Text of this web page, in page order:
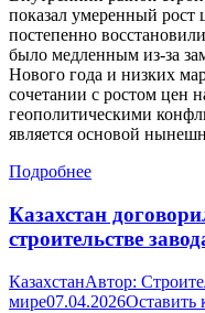
показал умеренный рост
постепенно
было медленным из-за
Нового года и низких
сочетании с ростом цен
геополитическими
является основой
Подробнее
Казахстан
строительстве
КазахстанАвтор:
мире07.04.2026Оставить